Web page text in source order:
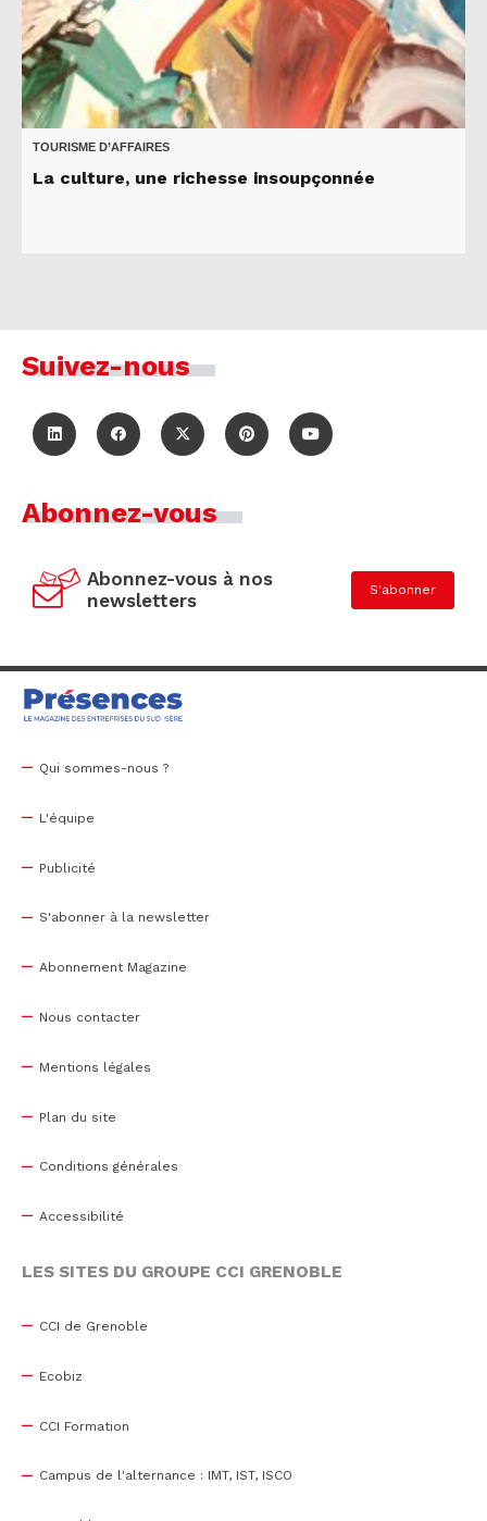
TOURISME D’AFFAIRES
La culture, une richesse insoupçonnée
Suivez-nous
Abonnez-vous
Abonnez-vous à nos
newsletters
S'abonner
Qui sommes-nous ?
L'équipe
Publicité
S'abonner à la newsletter
Abonnement Magazine
Nous contacter
Mentions légales
Plan du site
Conditions générales
Accessibilité
LES SITES DU GROUPE CCI GRENOBLE
CCI de Grenoble
Ecobiz
CCI Formation
Campus de l'alternance : IMT, IST, ISCO